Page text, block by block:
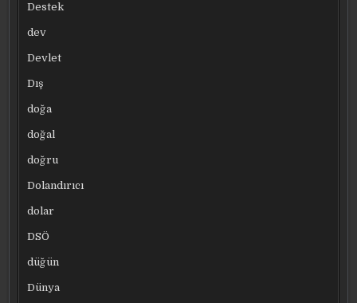
Destek
dev
Devlet
Dış
doğa
doğal
doğru
Dolandırıcı
dolar
DSÖ
düğün
Dünya